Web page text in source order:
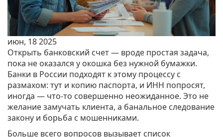
июн, 18 2025
Открыть банковский счет — вроде простая задача,
пока не оказался у окошка без нужной бумажки.
Банки в России подходят к этому процессу с
размахом: тут и копию паспорта, и ИНН попросят,
иногда — что-то совершенно неожиданное. Это не
желание замучать клиента, а банальное следование
закону и борьба с мошенниками.
Больше всего вопросов вызывает список